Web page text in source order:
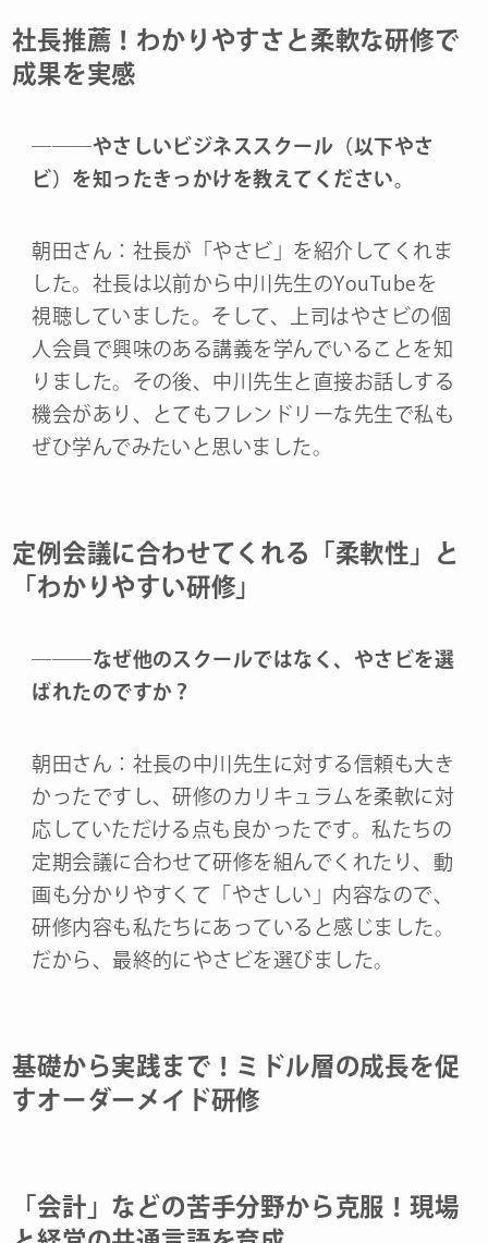
社長推薦！わかりやすさと柔軟な研修で
成果を実感
―――やさしいビジネススクール（以下やさ
ビ）を知ったきっかけを教えてください。
朝田さん：社長が「やさビ」を紹介してくれま
した。社長は以前から中川先生のYouTubeを
視聴していました。そして、上司はやさビの個
人会員で興味のある講義を学んでいることを知
りました。その後、中川先生と直接お話しする
機会があり、とてもフレンドリーな先生で私も
ぜひ学んでみたいと思いました。
定例会議に合わせてくれる「柔軟性」と
「わかりやすい研修」
―――なぜ他のスクールではなく、やさビを選
ばれたのですか？
朝田さん：社長の中川先生に対する信頼も大き
かったですし、研修のカリキュラムを柔軟に対
応していただける点も良かったです。私たちの
定期会議に合わせて研修を組んでくれたり、動
画も分かりやすくて「やさしい」内容なので、
研修内容も私たちにあっていると感じました。
だから、最終的にやさビを選びました。
基礎から実践まで！ミドル層の成長を促
すオーダーメイド研修
「会計」などの苦手分野から克服！現場